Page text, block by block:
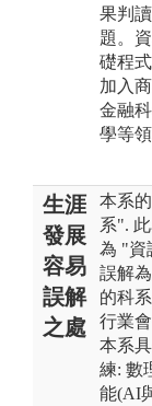
果判
題。
礎程
加入
金融
學等
生涯
發展
容易
誤解
之處
本系
系".
為 "資
誤解
的科
行業
本系
練: 數
能(AI